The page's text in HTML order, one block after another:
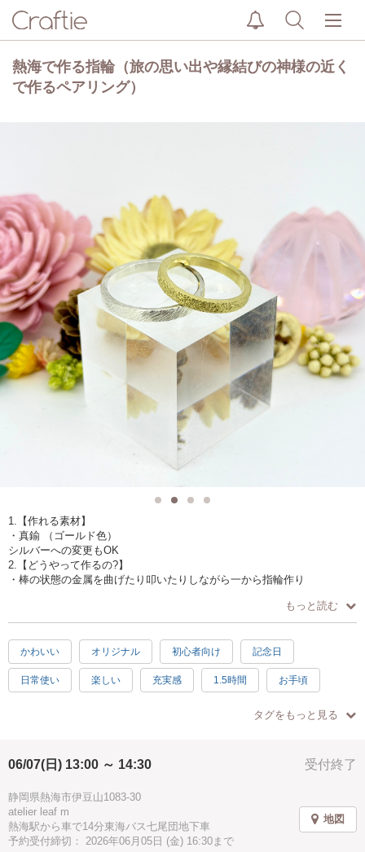
熱海で作る指輪（旅の思い出や縁結びの神様の近く
で作るペアリング）
1.【作れる素材】
・真鍮 （ゴールド色）
シルバーへの変更もOK
2.【どうやって作るの?】
・棒の状態の金属を曲げたり叩いたりしながら一から指輪作り
・幅約2.5ミリ 厚さ約1.5ミリ（Craftie限定サイズ）
指輪のサイズはマイナスサイズから30号以上のサイズもOK
4.【ここがオススメ！】
・模様は5種類から選べます
・一から手作りしながらサイズピッタリなオリジナルな指輪が作れます
・お子様連れや付き添いはNG
・対象年齢は12歳以上
もっと読む
かわいい オリジナル 初心者向け 記念日
日常使い 楽しい 充実感 1.5時間 お手頃
タグをもっと見る
受付終了
06/07(日) 13:00 ～ 14:30
静岡県熱海市伊豆山1083-30
atelier leaf m
熱海駅から車で14分東海バス七尾団地下車
予約受付締切： 2026年06月05日 (金) 16:30まで
地図